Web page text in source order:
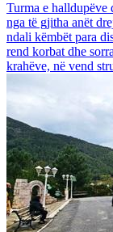
Turma e halldupëve
nga të gjitha anët
ndali këmbët para
rend korbat dhe
krahëve, në vend